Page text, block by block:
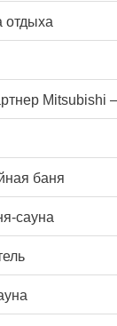
отдыха
Mitsubishi
баня
сауна